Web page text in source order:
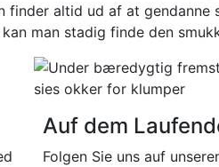
finder altid ud af at gendanne
man stadig finde den
Auf dem
Folgen Sie uns auf